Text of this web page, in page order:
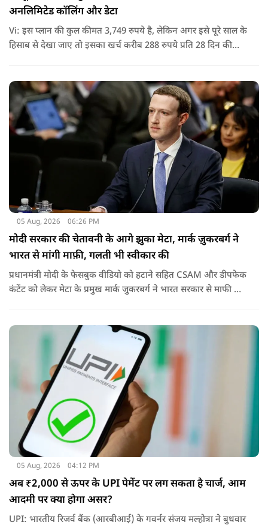
अनलिमिटेड कॉलिंग और डेटा
Vi: इस प्लान की कुल कीमत 3,749 रुपये है, लेकिन अगर इसे पूरे साल के
हिसाब से देखा जाए तो इसका खर्च करीब 288 रुपये प्रति 28 दिन की
05 Aug, 2026 06:26 PM
मोदी सरकार की चेतावनी के आगे झुका मेटा, मार्क ज़ुकरबर्ग ने
भारत से मांगी माफ़ी, गलती भी स्वीकार की
प्रधानमंत्री मोदी के फेसबुक वीडियो को हटाने सहित CSAM और डीपफेक
कंटेंट को लेकर मेटा के प्रमुख मार्क जुकरबर्ग ने भारत सरकार से माफी मांग
05 Aug, 2026 04:12 PM
अब ₹2,000 से ऊपर के UPI पेमेंट पर लग सकता है चार्ज, आम
आदमी पर क्या होगा असर?
UPI: भारतीय रिजर्व बैंक (आरबीआई) के गवर्नर संजय मल्होत्रा ने बुधवार